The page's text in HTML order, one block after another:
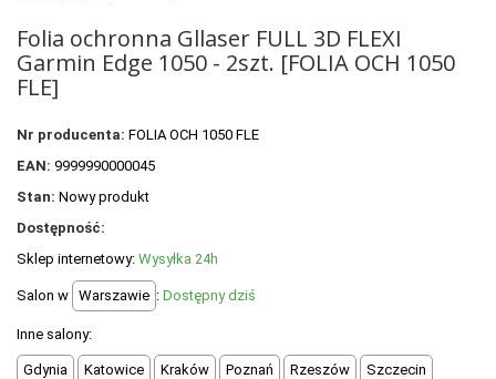
+
WYPRZEDAŻ
Folia ochronna Gllaser FULL 3D FLEXI
Garmin Edge 1050 - 2szt. [FOLIA OCH 1050
FLE]
Nr producenta: FOLIA OCH 1050 FLE
EAN: 9999990000045
Stan: Nowy produkt
Dostępność:
Sklep internetowy: Wysyłka 24h
Salon w Warszawie : Dostępny dziś
Inne salony:
Gdynia Katowice Kraków Poznań Rzeszów
Szczecin